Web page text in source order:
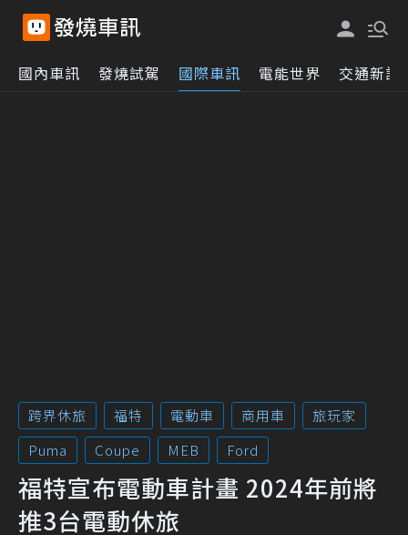
國內車訊 發燒試駕 國際車訊 電能世界 交通新訊
跨界休旅 福特 電動車 商用車
旅玩家
Puma
Coupe MEB Ford
福特宣布電動車計畫 2024年前將
推3台電動休旅